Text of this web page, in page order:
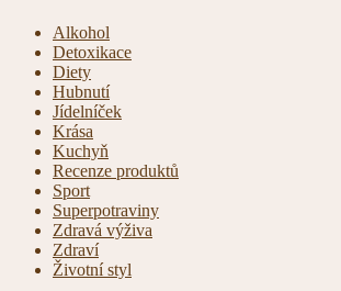
Alkohol
Detoxikace
Diety
Hubnutí
Jídelníček
Krása
Kuchyň
Recenze produktů
Sport
Superpotraviny
Zdravá výživa
Zdraví
Životní styl